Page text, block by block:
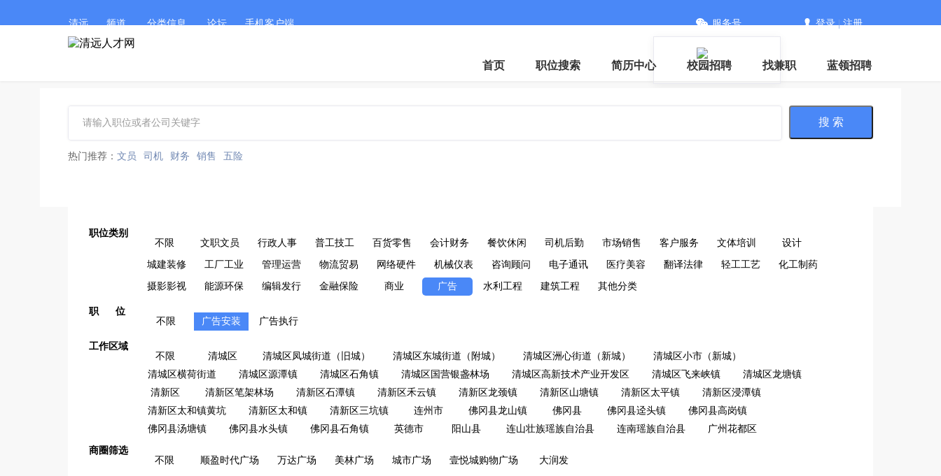
清远 频道 分类信息 论坛 手机客户端 服务号 登录|注册
首页 职位搜索 简历中心 校园招聘 找兼职 蓝领招聘
搜 索
热门推荐： 文员 司机 财务 销售 五险
职位类别
不限
文职文员 行政人事 普工技工 百货零售 会计财务 餐饮休闲 司机后勤 市场销售 客户服务 文体培训 设计
城建装修 工厂工业 管理运营 物流贸易 网络硬件 机械仪表 咨询顾问 电子通讯 医疗美容 翻译法律 轻工工艺 化工制药
摄影影视 能源环保 编辑发行 金融保险 商业 广告 水利工程 建筑工程 其他分类
职 位
不限
广告安装 广告执行
工作区域
不限
清城区 清城区凤城街道（旧城） 清城区东城街道（附城） 清城区洲心街道（新城）
清城区小市（新城）
清城区横荷街道
清城区源潭镇 清城区石角镇 清城区国营银盏林场 清城区高新技术产业开发区 清城区飞来峡镇
清城区龙塘镇
清新区
清新区笔架林场 清新区石潭镇 清新区禾云镇 清新区龙颈镇 清新区山塘镇 清新区太平镇
清新区浸潭镇
清新区太和镇黄坑
清新区太和镇 清新区三坑镇 连州市 佛冈县龙山镇 佛冈县 佛冈县迳头镇
佛冈县高岗镇
佛冈县汤塘镇
佛冈县水头镇 佛冈县石角镇 英德市 阳山县 连山壮族瑶族自治县 连南瑶族自治县 广州花都区
商圈筛选
不限
顺盈时代广场 万达广场 美林广场 城市广场 壹悦城购物广场 大润发